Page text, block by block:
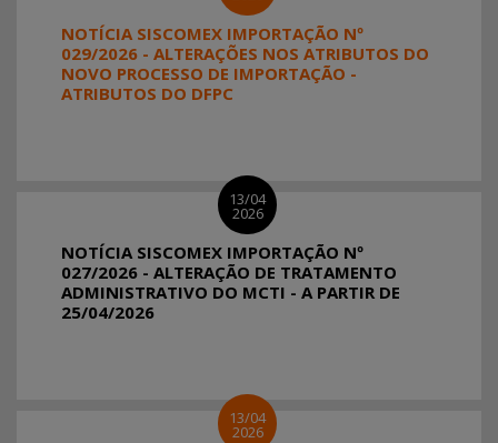
NOTÍCIA SISCOMEX IMPORTAÇÃO Nº
029/2026 - ALTERAÇÕES NOS ATRIBUTOS DO
NOVO PROCESSO DE IMPORTAÇÃO -
ATRIBUTOS DO DFPC
13/04
2026
NOTÍCIA SISCOMEX IMPORTAÇÃO Nº
027/2026 - ALTERAÇÃO DE TRATAMENTO
ADMINISTRATIVO DO MCTI - A PARTIR DE
25/04/2026
13/04
2026